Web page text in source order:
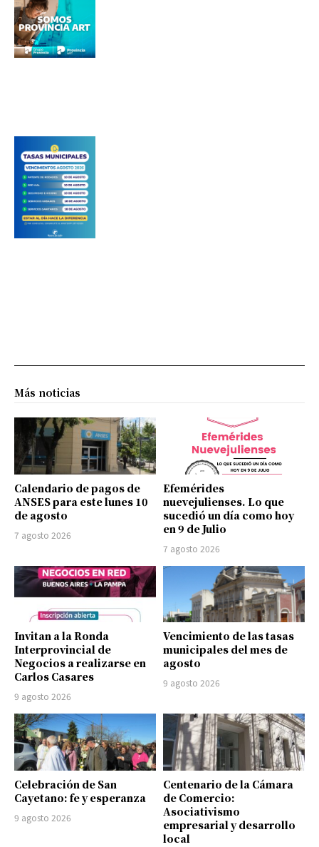
Más noticias
Calendario de pagos de
ANSES para este lunes 10
de agosto
7 agosto 2026
Efemérides
nuevejulienses. Lo que
sucedió un día como hoy
en 9 de Julio
7 agosto 2026
Invitan a la Ronda
Interprovincial de
Negocios a realizarse en
Carlos Casares
9 agosto 2026
Vencimiento de las tasas
municipales del mes de
agosto
9 agosto 2026
Celebración de San
Cayetano: fe y esperanza
9 agosto 2026
Centenario de la Cámara
de Comercio:
Asociativismo
empresarial y desarrollo
local